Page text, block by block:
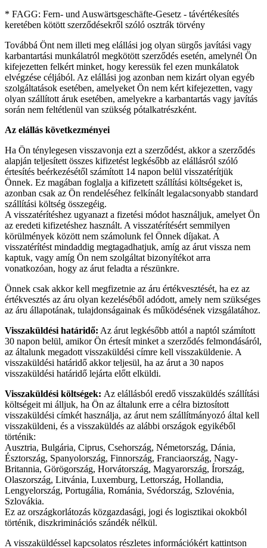
* FAGG: Fern- und Auswärtsgeschäfte-Gesetz - távértékesítés
keretében kötött szerződésekről szóló osztrák törvény
Továbbá Önt nem illeti meg elállási jog olyan sürgős javítási vagy
karbantartási munkálatról megkötött szerződés esetén, amelynél Ön
kifejezetten felkért minket, hogy keressük fel ezen munkálatok
elvégzése céljából. Az elállási jog azonban nem kizárt olyan egyéb
szolgáltatások esetében, amelyeket Ön nem kért kifejezetten, vagy
olyan szállított áruk esetében, amelyekre a karbantartás vagy javítás
során nem feltétlenül van szükség pótalkatrészként.
Az elállás következményei
Ha Ön ténylegesen visszavonja ezt a szerződést, akkor a szerződés
alapján teljesített összes kifizetést legkésőbb az elállásról szóló
értesítés beérkezésétől számított 14 napon belül visszatérítjük
Önnek. Ez magában foglalja a kifizetett szállítási költségeket is,
azonban csak az Ön rendeléséhez felkínált legalacsonyabb standard
szállítási költség összegéig.
A visszatérítéshez ugyanazt a fizetési módot használjuk, amelyet Ön
az eredeti kifizetéshez használt. A visszatérítésért semmilyen
körülmények között nem számolunk fel Önnek díjakat. A
visszatérítést mindaddig megtagadhatjuk, amíg az árut vissza nem
kaptuk, vagy amíg Ön nem szolgáltat bizonyítékot arra
vonatkozóan, hogy az árut feladta a részünkre.
Önnek csak akkor kell megfizetnie az áru értékvesztését, ha ez az
értékvesztés az áru olyan kezeléséből adódott, amely nem szükséges
az áru állapotának, tulajdonságainak és működésének vizsgálatához.
Visszaküldési határidő: Az árut legkésőbb attól a naptól számított
30 napon belül, amikor Ön értesít minket a szerződés felmondásáról,
az általunk megadott visszaküldési címre kell visszaküldenie. A
visszaküldési határidő akkor teljesül, ha az árut a 30 napos
visszaküldési határidő lejárta előtt elküldi.
Visszaküldési költségek: Az elállásból eredő visszaküldés szállítási
költségeit mi álljuk, ha Ön az általunk erre a célra biztosított
visszaküldési címkét használja, az árut nem szállítmányozó által kell
visszaküldeni, és a visszaküldés az alábbi országok egyikéből
történik:
Ausztria, Bulgária, Ciprus, Csehország, Németország, Dánia,
Észtország, Spanyolország, Finnország, Franciaország, Nagy-
Britannia, Görögország, Horvátország, Magyarország, Írország,
Olaszország, Litvánia, Luxemburg, Lettország, Hollandia,
Lengyelország, Portugália, Románia, Svédország, Szlovénia,
Szlovákia.
Ez az országkorlátozás közgazdasági, jogi és logisztikai okokból
történik, diszkriminációs szándék nélkül.
A visszaküldéssel kapcsolatos részletes információkért kattintson